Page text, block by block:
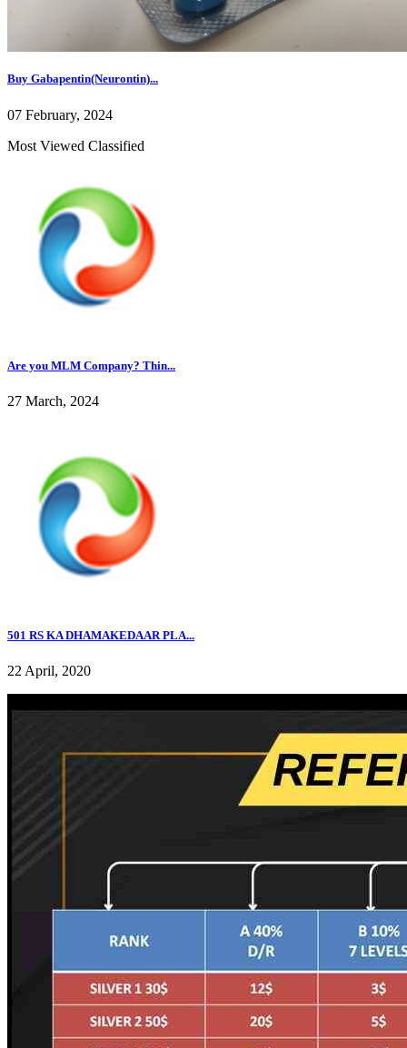
Buy Gabapentin(Neurontin)...
07 February, 2024
Most Viewed Classified
Are you MLM Company? Thin...
27 March, 2024
501 RS KA DHAMAKEDAAR PLA...
22 April, 2020